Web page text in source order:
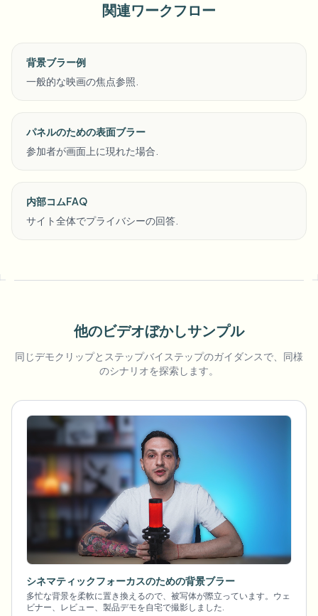
関連ワークフロー
背景ブラー例
一般的な映画の焦点参照.
パネルのための表面ブラー
参加者が画面上に現れた場合.
内部コムFAQ
サイト全体でプライバシーの回答.
他のビデオぼかしサンプル
同じデモクリップとステップバイステップのガイダンスで、同様
のシナリオを探索します。
シネマティックフォーカスのための背景ブラー
多忙な背景を柔軟に置き換えるので、被写体が際立っています。ウェ
ビナー、レビュー、製品デモを自宅で撮影しました.